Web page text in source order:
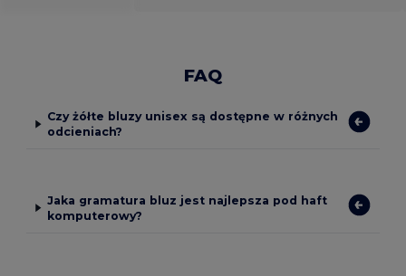
FAQ
Czy żółte bluzy unisex są dostępne w różnych
odcieniach?
Jaka gramatura bluz jest najlepsza pod haft
komputerowy?